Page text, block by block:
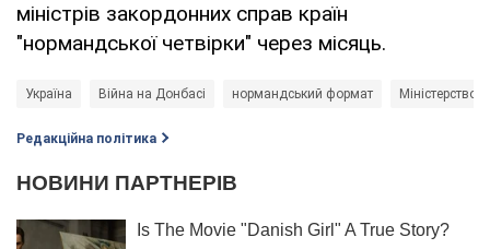
міністрів закордонних справ країн
"нормандської четвірки" через місяць.
Україна Війна на Донбасі нормандський формат Міністерство
Редакційна політика